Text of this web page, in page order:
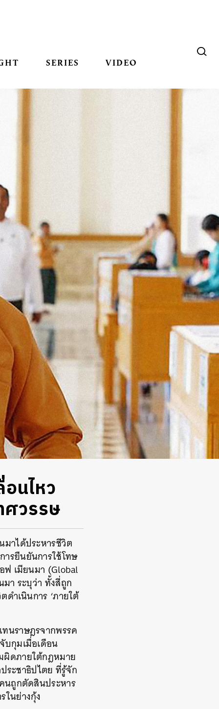
SERIES VIDEO
นไหว
ศวรรษ
าได้ประหารชีวิต
รยืนยันการใช้โทษ
ฟ เมียนมา (Global
า ระบุว่า ทั้งสี่ถูก
ดำเนินการ ‘ภายใต้
นราษฎรจากพรรค
บกุมเมื่อเดือน
ผิดภายใต้กฎหมาย
ระชาธิปไตย ที่รู้จัก
นถูกตัดสินประหาร
นย่างกุ้ง